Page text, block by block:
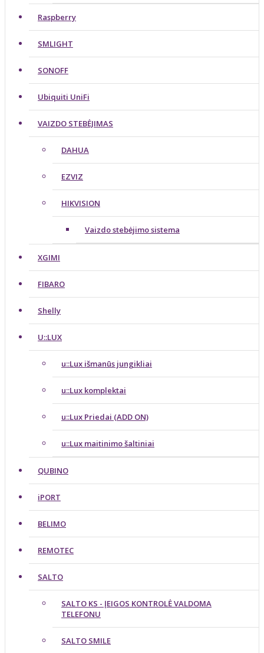
Raspberry
SMLIGHT
SONOFF
Ubiquiti UniFi
VAIZDO STEBĖJIMAS
DAHUA
EZVIZ
HIKVISION
Vaizdo stebėjimo sistema
XGIMI
FIBARO
Shelly
U::LUX
u::Lux išmanūs jungikliai
u::Lux komplektai
u::Lux Priedai (ADD ON)
u::Lux maitinimo šaltiniai
QUBINO
iPORT
BELIMO
REMOTEC
SALTO
SALTO KS - ĮEIGOS KONTROLĖ VALDOMA
TELEFONU
SALTO SMILE